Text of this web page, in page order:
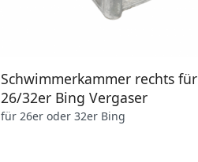
Schwimmerkammer rechts für
26/32er Bing Vergaser
für 26er oder 32er Bing